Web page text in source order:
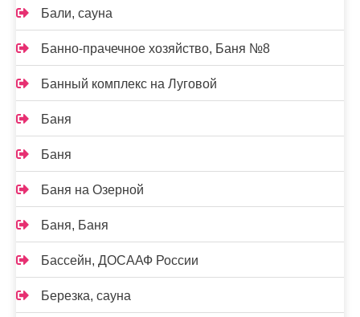
Бали, сауна
Банно-прачечное хозяйство, Баня №8
Банный комплекс на Луговой
Баня
Баня
Баня на Озерной
Баня, Баня
Бассейн, ДОСААФ России
Березка, сауна